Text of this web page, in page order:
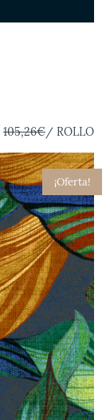
105,26€/ ROLLO
¡Oferta!